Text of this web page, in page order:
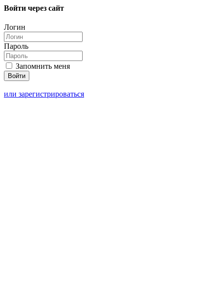
Войти через сайт
Логин
Пароль
Запомнить меня
или зарегистрироваться